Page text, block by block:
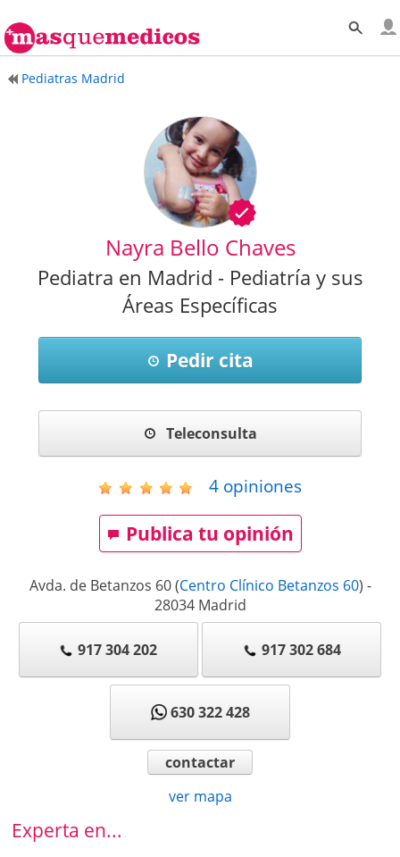
Pediatras Madrid
Nayra Bello Chaves
Pediatra en Madrid - Pediatría y sus
Áreas Específicas
Pedir cita
Teleconsulta
4opiniones
Publica tu opinión
Avda. de Betanzos 60 (Centro Clínico Betanzos 60) -
28034 Madrid
917 304 202 917 302 684
630 322 428
contactar
ver mapa
Experta en...